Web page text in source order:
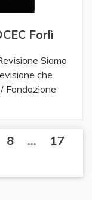
Forlì
Siamo
che
Fondazione
8 ...
17